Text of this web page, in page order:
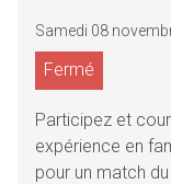
Samedi 08
Fermé
Participez et
expérience en
pour un match